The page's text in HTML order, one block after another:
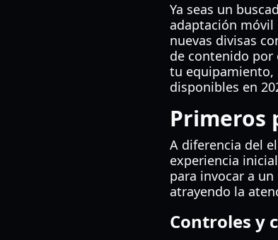
Ya seas un
adaptación móvil
nuevas divisas
de contenido por
tu equipamiento,
disponibles en
Primeros
A diferencia del
experiencia
para invocar a
atrayendo la
Controles y